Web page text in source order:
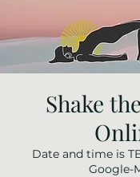
Shake
Date and time is
Google-